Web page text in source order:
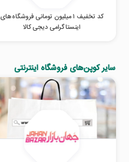
کد تخفیف ۱ میلیون تومانی فروشگاه‌های
اینستاگرامی دیجی کالا
سایر کوپن‌های فروشگاه اینترنتی